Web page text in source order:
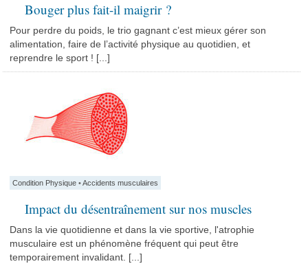
Bouger plus fait-il maigrir ?
Pour perdre du poids, le trio gagnant c’est mieux gérer son
alimentation, faire de l’activité physique au quotidien, et
reprendre le sport ! [...]
Condition Physique •Accidents musculaires
Impact du désentraînement sur nos muscles
Dans la vie quotidienne et dans la vie sportive, l'atrophie
musculaire est un phénomène fréquent qui peut être
temporairement invalidant. [...]